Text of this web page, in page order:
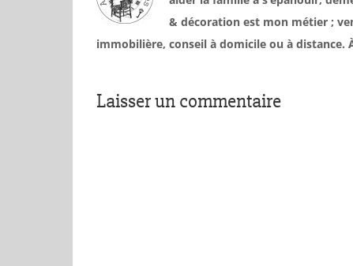
& décoration est mon métier ;
immobilière, conseil à domicile ou à distance. À
Laisser un commentaire